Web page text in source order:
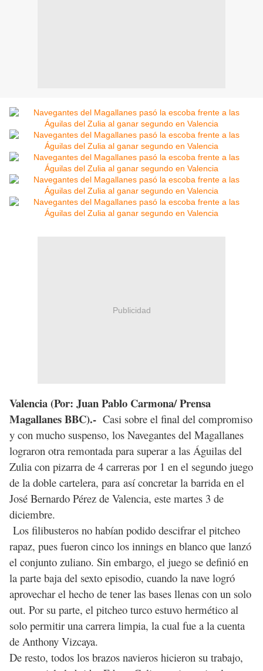
Publicidad
Valencia (Por: Juan Pablo Carmona/ Prensa
Magallanes BBC).- Casi sobre el final del compromiso
y con mucho suspenso, los Navegantes del Magallanes
lograron otra remontada para superar a las Águilas del
Zulia con pizarra de 4 carreras por 1 en el segundo juego
de la doble cartelera, para así concretar la barrida en el
José Bernardo Pérez de Valencia, este martes 3 de
diciembre.
Los filibusteros no habían podido descifrar el pitcheo
rapaz, pues fueron cinco los innings en blanco que lanzó
el conjunto zuliano. Sin embargo, el juego se definió en
la parte baja del sexto episodio, cuando la nave logró
aprovechar el hecho de tener las bases llenas con un solo
out. Por su parte, el pitcheo turco estuvo hermético al
solo permitir una carrera limpia, la cual fue a la cuenta
de Anthony Vizcaya.
De resto, todos los brazos navieros hicieron su trabajo,